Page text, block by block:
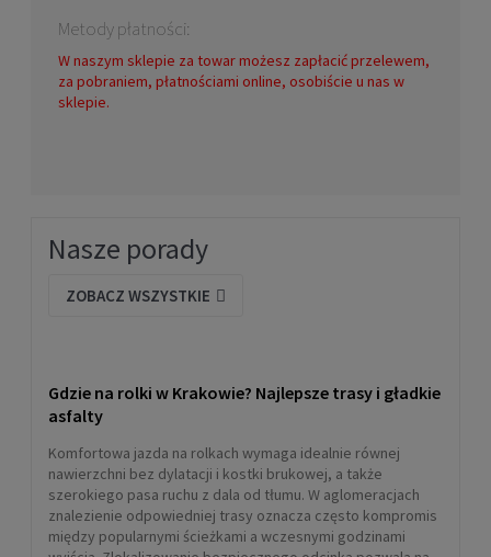
1 799,00 zł
Metody płatności:
W naszym sklepie za towar możesz zapłacić przelewem,
za pobraniem, płatnościami online, osobiście u nas w
sklepie.
Nasze porady
ZOBACZ WSZYSTKIE
Gdzie na rolki w Krakowie? Najlepsze trasy i gładkie
asfalty
Komfortowa jazda na rolkach wymaga idealnie równej
nawierzchni bez dylatacji i kostki brukowej, a także
szerokiego pasa ruchu z dala od tłumu. W aglomeracjach
znalezienie odpowiedniej trasy oznacza często kompromis
między popularnymi ścieżkami a wczesnymi godzinami